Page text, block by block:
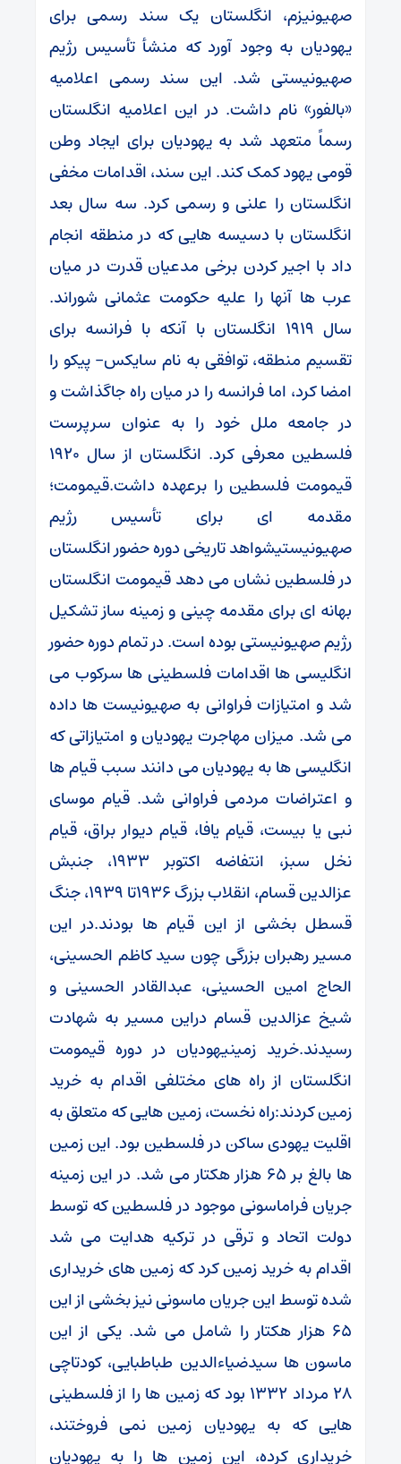
صهیونیزم، انگلستان یک سند رسمی برای
یهودیان به وجود آورد که منشأ تأسیس رژیم
صهیونیستی شد. این سند رسمی اعلامیه
«بالفور» نام داشت. در این اعلامیه انگلستان
رسماً متعهد شد به یهودیان برای ایجاد وطن
قومی یهود کمک کند. این سند، اقدامات مخفی
انگلستان را علنی و رسمی کرد. سه سال بعد
انگلستان با دسیسه هایی که در منطقه انجام
داد با اجیر کردن برخی مدعیان قدرت در میان
عرب ها آنها را علیه حکومت عثمانی شوراند.
سال 1919 انگلستان با آنکه با فرانسه برای
تقسیم منطقه، توافقی به نام سایکس- پیکو را
امضا کرد، اما فرانسه را در میان راه جاگذاشت و
در جامعه ملل خود را به عنوان سرپرست
فلسطین معرفی کرد. انگلستان از سال 1920
قیمومت فلسطین را برعهده داشت.قیمومت؛
مقدمه ای برای تأسیس رژیم
صهیونیستیشواهد تاریخی دوره حضور انگلستان
در فلسطین نشان می دهد قیمومت انگلستان
بهانه ای برای مقدمه چینی و زمینه ساز تشکیل
رژیم صهیونیستی بوده است. در تمام دوره حضور
انگلیسی ها اقدامات فلسطینی ها سرکوب می
شد و امتیازات فراوانی به صهیونیست ها داده
می شد. میزان مهاجرت یهودیان و امتیازاتی که
انگلیسی ها به یهودیان می دانند سبب قیام ها
و اعتراضات مردمی فراوانی شد. قیام موسای
نبی یا بیست، قیام یافا، قیام دیوار براق، قیام
نخل سبز، انتفاضه اکتوبر 1933، جنبش
عزالدین قسام، انقلاب بزرگ 1936تا 1939، جنگ
قسطل بخشی از این قیام ها بودند.در این
مسیر رهبران بزرگی چون سید کاظم الحسینی،
الحاج امین الحسینی، عبدالقادر الحسینی و
شیخ عزالدین قسام دراین مسیر به شهادت
رسیدند.خرید زمینیهودیان در دوره قیمومت
انگلستان از راه های مختلفی اقدام به خرید
زمین کردند:راه نخست، زمین هایی که متعلق به
اقلیت یهودی ساکن در فلسطین بود. این زمین
ها بالغ بر 65 هزار هکتار می شد. در این زمینه
جریان فراماسونی موجود در فلسطین که توسط
دولت اتحاد و ترقی در ترکیه هدایت می شد
اقدام به خرید زمین کرد که زمین های خریداری
شده توسط این جریان ماسونی نیز بخشی از این
65 هزار هکتار را شامل می شد. یکی از این
ماسون ها سیدضیاءالدین طباطبایی، کودتاچی
28 مرداد 1332 بود که زمین ها را از فلسطینی
هایی که به یهودیان زمین نمی فروختند،
خریداری کرده، این زمین ها را به یهودیان